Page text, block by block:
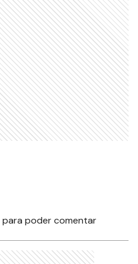
para poder comentar